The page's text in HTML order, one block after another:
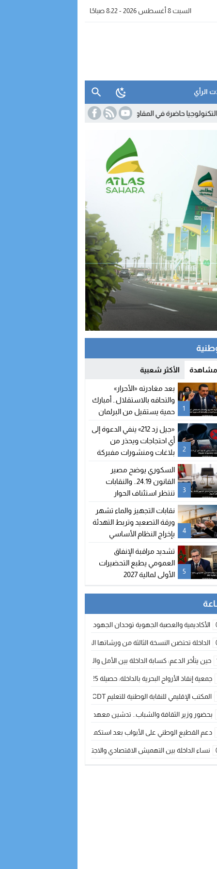
السبت 8 أغسطس 2026 - 8:22 صباحًا
الرأي
في المقاولات المغربية.. لكن استخدامها لا يزال محدودا
مشاهدة الأكثر شعبية
1
بعد مغادرته «الأحرار»
والتحاقه بالاستقلال.. أمبارك
حمية يستقيل من البرلمان
شغور مقعده
2
«جيل زد 212» ينفي الدعوة إلى
أي احتجاجات ويحذر من
بلاغات ومنشورات مفبركة
3
السكوري يوضح مصير
القانون 24.19.. والنقابات
تنتظر استئناف الحوار
4
نقابات التجهيز والماء تشهر
ورقة التصعيد وتربط التهدئة
بإخراج النظام الأساسي
5
تشديد مراقبة الإنفاق
العمومي يطبع التحضيرات
الأولى لمالية 2027
الأكاديمية والعصبة الجهوية توحدان الجهود لتطوير الممارسة الكروية بجهة
الداخلة تحتضن النسخة الثالثة من ورشاتها الدولية: تكوين متخصص في التراث
حين يتأخر الدعم: كسابة الداخلة بين الأمل والقلق ؟
جمعية إنقاذ الأرواح البحرية بالداخلة: حصيلة 2025 بين مهام الإنقاذ ومشروع “دار البحار”
المكتب الإقليمي للنقابة الوطنية للتعليم CDT يجتمع مع المدير الإقليمي لمناقشة ملفات جوهرية لنساء ورجال التعليم
بحضور وزير الثقافة والشباب.. تدشين معهد الموسيقى والفنون الكوريغرافية بالداخلة
دعم القطيع الوطني على الأبواب بعد استكمال الترقيم… الفلاحة المغربية
نساء الداخلة بين التهميش الاقتصادي والاجتماعي… في المؤسسات الإنتاجية